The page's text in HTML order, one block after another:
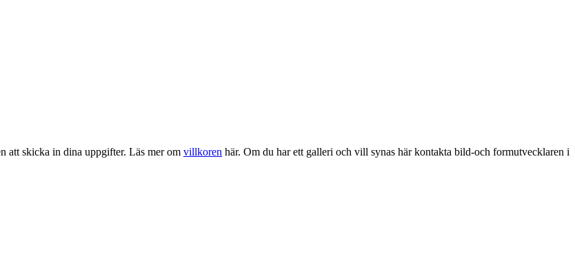
att skicka in dina uppgifter. Läs mer om villkoren här. Om du har ett galleri och vill synas här kontakta bild-och formutvecklaren i